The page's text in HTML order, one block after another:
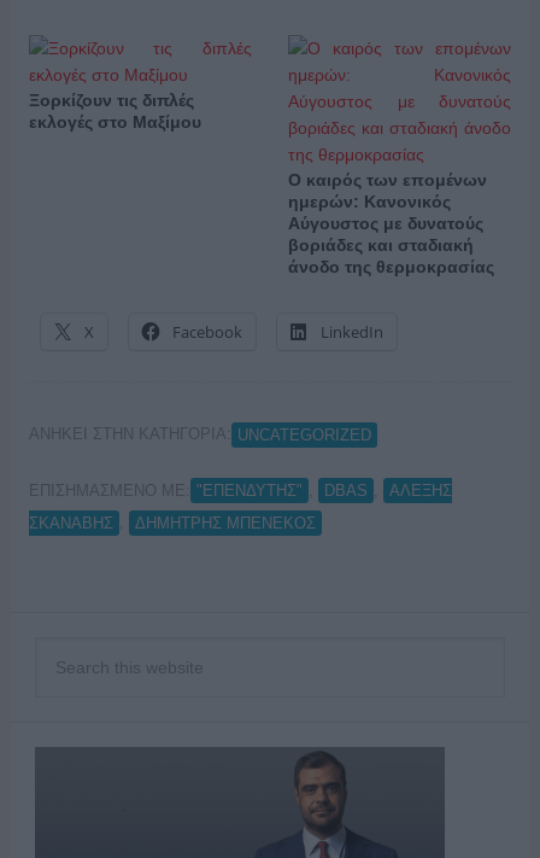
Ξορκίζουν τις διπλές
εκλογές στο Μαξίμου
Ο καιρός των επομένων
ημερών: Κανονικός
Αύγουστος με δυνατούς
βοριάδες και σταδιακή
άνοδο της θερμοκρασίας
X Facebook LinkedIn
ΑΝΗΚΕΙ ΣΤΗΝ ΚΑΤΗΓΟΡΙΑ: UNCATEGORIZED
ΕΠΙΣΗΜΑΣΜΕΝΟ ΜΕ: "ΕΠΕΝΔΥΤΗΣ" DBAS
ΑΛΕΞΗΣ
ΣΚΑΝΑΒΗΣ
ΔΗΜΗΤΡΗΣ ΜΠΕΝΕΚΟΣ